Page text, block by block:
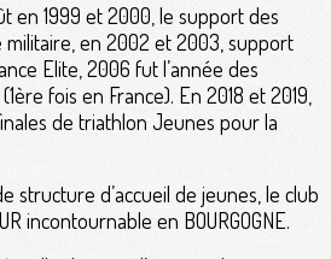
en 1999 et 2000, le support des
militaire, en 2002 et 2003, support
Elite, 2006 fut l’année des
fois en France). En 2018 et 2019,
de triathlon Jeunes pour la
structure d’accueil de jeunes, le club
incontournable en BOURGOGNE.